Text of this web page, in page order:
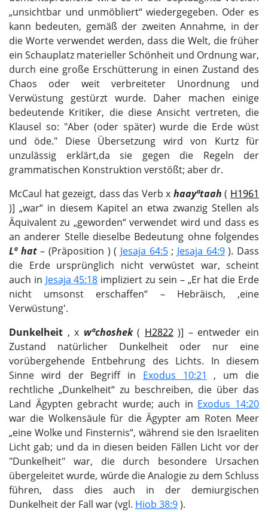
„unsichtbar und unmöbliert“ wiedergegeben. Oder es
kann bedeuten, gemäß der zweiten Annahme, in der
die Worte verwendet werden, dass die Welt, die früher
ein Schauplatz materieller Schönheit und Ordnung war,
durch eine große Erschütterung in einen Zustand des
Chaos oder weit verbreiteter Unordnung und
Verwüstung gestürzt wurde. Daher machen einige
bedeutende Kritiker, die diese Ansicht vertreten, die
Klausel so: "Aber (oder später) wurde die Erde wüst
und öde." Diese Übersetzung wird von Kurtz für
unzulässig erklärt,da sie gegen die Regeln der
grammatischen Konstruktion verstößt; aber dr.
McCaul hat gezeigt, dass das Verb х haayªtaah ( H1961
)] „war“ in diesem Kapitel an etwa zwanzig Stellen als
Äquivalent zu „geworden“ verwendet wird und dass es
an anderer Stelle dieselbe Bedeutung ohne folgendes
Lª hat– (Präposition ) ( Jesaja 64:5; Jesaja 64:9). Dass
die Erde ursprünglich nicht verwüstet war, scheint
auch in Jesaja 45:18 impliziert zu sein – „Er hat die Erde
nicht umsonst erschaffen“ – Hebräisch, ‚eine
Verwüstung'.
Dunkelheit , х wªchoshek( H2822)] – entweder ein
Zustand natürlicher Dunkelheit oder nur eine
vorübergehende Entbehrung des Lichts. In diesem
Sinne wird der Begriff in Exodus 10:21
, um die
rechtliche „Dunkelheit“ zu beschreiben, die über das
Land Ägypten gebracht wurde; auch in Exodus 14:20
war die Wolkensäule für die Ägypter am Roten Meer
„eine Wolke und Finsternis“, während sie den Israeliten
Licht gab; und da in diesen beiden Fällen Licht vor der
"Dunkelheit" war, die durch besondere Ursachen
übergeleitet wurde, würde die Analogie zu dem Schluss
führen, dass dies auch in der demiurgischen
Dunkelheit der Fall war (vgl. Hiob 38:9).